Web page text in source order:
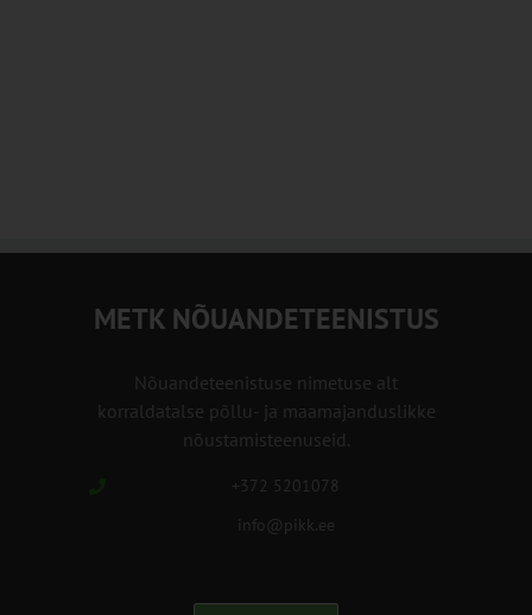
METK NÕUANDETEENISTUS
Nõuandeteenistuse nimetuse alt
korraldatalse põllu- ja maamajanduslikke
nõustamisteenuseid.
+372 5201078
info@pikk.ee